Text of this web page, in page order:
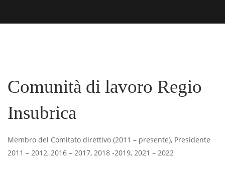
Comunità di lavoro Regio
Insubrica
Membro del Comitato direttivo (2011 – presente), Presidente
2011 – 2012, 2016 – 2017, 2018 -2019, 2021 – 2022